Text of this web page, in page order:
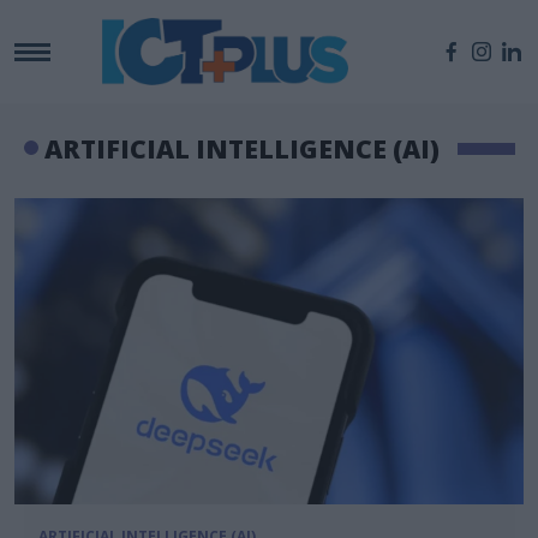
ARTIFICIAL INTELLIGENCE (AI)